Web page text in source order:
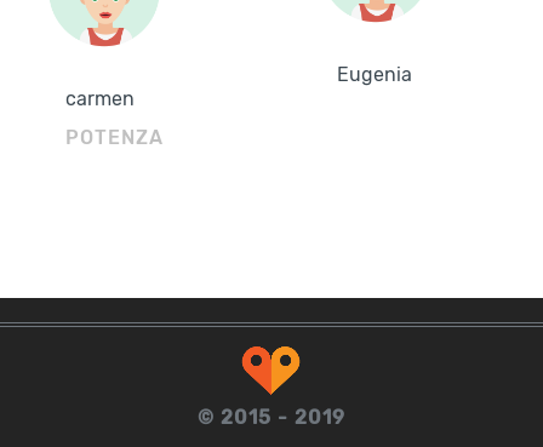
carmen
POTENZA
Eugenia
© 2015 - 2019